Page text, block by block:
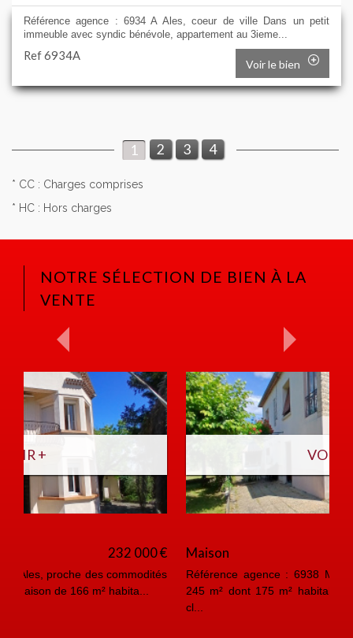
Référence agence : 6934 A Ales, coeur de ville Dans un petit
immeuble avec syndic bénévole, appartement au 3ieme...
Ref 6934A
Voir le bien
1 2 3 4
* CC : Charges comprises
* HC : Hors charges
NOTRE SÉLECTION DE BIEN À LA
VENTE
Référence agence : 6938 M 10 Min d'Ales, Maison de
245 m² dont 175 m² habitables sur 1283 m² de terrain